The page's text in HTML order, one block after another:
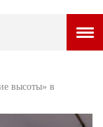
высоты» в